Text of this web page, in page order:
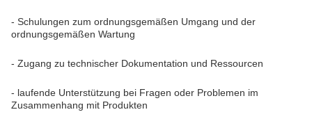
- Schulungen zum ordnungsgemäßen Umgang und der
ordnungsgemäßen Wartung
- Zugang zu technischer Dokumentation und Ressourcen
- laufende Unterstützung bei Fragen oder Problemen im
Zusammenhang mit Produkten